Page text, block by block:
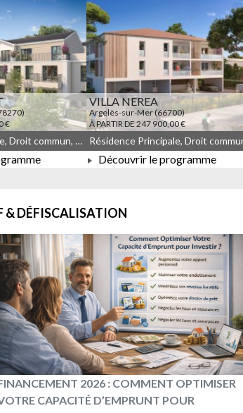
€
575,00 €
Résidence Principale, Droit commun, Meublé non géré, JEANBRUN, LLI, LLI_JEANBRUN
VILLA NEREA
Argelès-sur-Mer (66700)
À PARTIR DE 247 900,00 €
À PARTIR DE 247 900,00 €
Découvrir le programme
& DÉFISCALISATION
2026 : COMMENT OPTIMISER
CAPACITÉ D’EMPRUNT POUR